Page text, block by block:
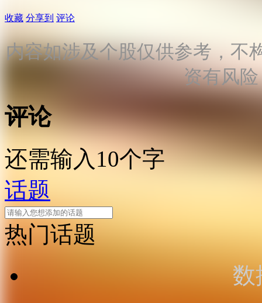
收藏 分享到 评论
内容如涉及个股仅供参考，不
资有风
评论
还需输入10个字
话题
热门话题
数